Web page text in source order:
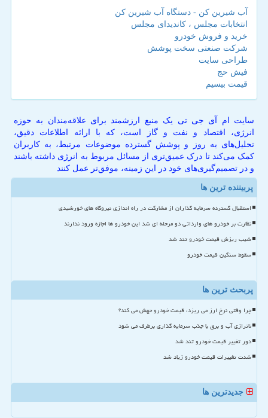
آب شیرین کن - دستگاه آب شیرین کن
انتخابات مجلس ، کاندیدای مجلس
خرید و فروش خودرو
شرکت صنعتی سخت پوشش
طراحی سایت
فیش حج
قیمت بیسیم
سایت ام آی جی تی یک منبع ارزشمند برای علاقه‌مندان به حوزه
انرژی، اقتصاد و نفت و گاز است، که با ارائه اطلاعات دقیق،
تحلیل‌های به روز و پوشش گسترده موضوعات مرتبط، به کاربران
کمک می‌کند تا درک عمیق‌تری از مسائل مربوط به انرژی داشته باشند
و در تصمیم‌گیری‌های خود در این زمینه، موفق‌تر عمل کنند
پربیننده ترین ها
استقبال گسترده سرمایه گذاران از مشارکت در راه اندازی نیروگاه های خورشیدی
نظارت بر خودرو های وارداتی دو مرحله ای شد این خودرو ها اجازه ورود ندارند
شیب ریزش قیمت خودرو تند شد
سقوط سنگین قیمت خودرو
پربحث ترین ها
چرا وقتی نرخ ارز می ریزد، قیمت خودرو جهش می کند؟
ناترازی آب و برق با جذب سرمایه گذاری برطرف می شود
دور تغییر قیمت خودرو تند شد
شدت تغییرات قیمت خودرو زیاد شد
جدیدترین ها